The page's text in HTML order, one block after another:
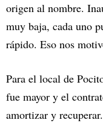
origen al nombre.
muy baja, cada uno
rápido. Eso nos
Para el local de
fue mayor y el
amortizar y